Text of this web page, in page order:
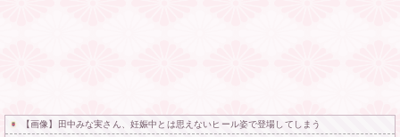
【画像】田中みな実さん、妊娠中とは思えないヒール姿で登場してしまう